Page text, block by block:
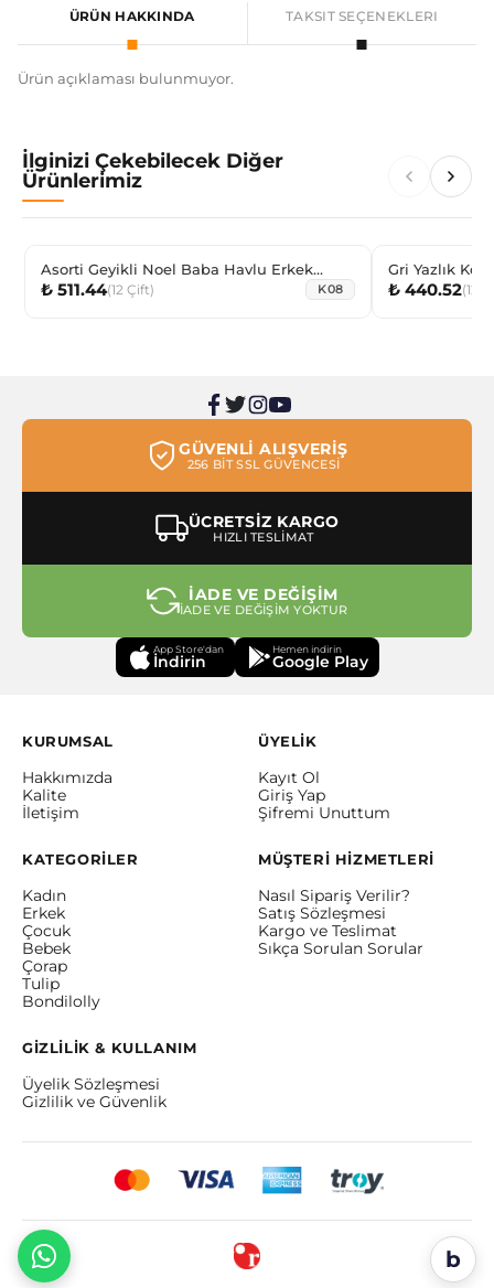
ÜRÜN HAKKINDA TAKSIT SEÇENEKLERI
Ürün açıklaması bulunmuyor.
İlginizi Çekebilecek Diğer
Ürünlerimiz
Asorti Geyikli Noel Baba Havlu Erkek
Çocuk Havlu Soket
₺ 511.44(12 Çift) K08
Gri Yazlık
Çorabı
₺ 440.52(12
GÜVENLİ ALIŞVERİŞ
256 BİT SSL GÜVENCESİ
ÜCRETSİZ KARGO
HIZLI TESLİMAT
İADE VE DEĞİŞİM
İADE VE DEĞİŞİM YOKTUR
App Store'dan
İndirin
Hemen indirin
Google Play
KURUMSAL
Hakkımızda
Kalite
İletişim
ÜYELİK
Kayıt Ol
Giriş Yap
Şifremi Unuttum
KATEGORİLER
Kadın
Erkek
Çocuk
Bebek
Çorap
Tulip
Bondilolly
MÜŞTERİ HİZMETLERİ
Nasıl Sipariş Verilir?
Satış Sözleşmesi
Kargo ve Teslimat
Sıkça Sorulan Sorular
GİZLİLİK & KULLANIM
Üyelik Sözleşmesi
Gizlilik ve Güvenlik
b